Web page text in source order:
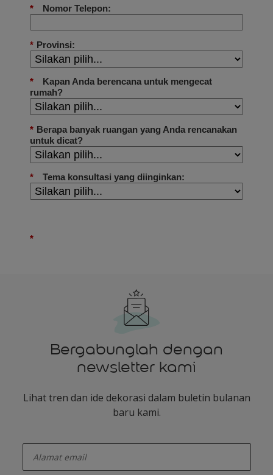
Bergabunglah dengan
newsletter kami
Lihat tren dan ide dekorasi dalam buletin bulanan
baru kami.